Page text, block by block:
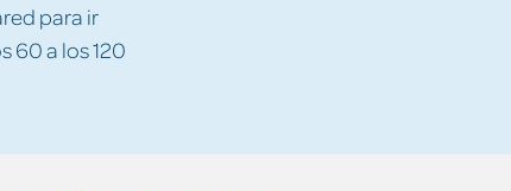
para ir
60 a los 120